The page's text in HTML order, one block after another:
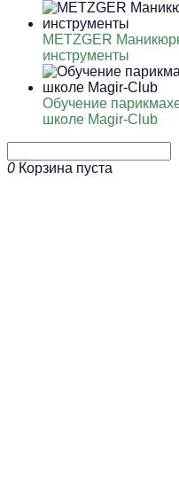
METZGER
инструменты
Обучение
школе Magir-Club
0 Корзина пуста